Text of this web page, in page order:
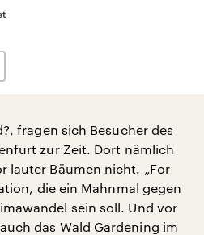
fragen sich Besucher des
zur Zeit. Dort nämlich
lauter Bäumen nicht. „For
die ein Mahnmal gegen
sein soll. Und vor
das Wald Gardening im